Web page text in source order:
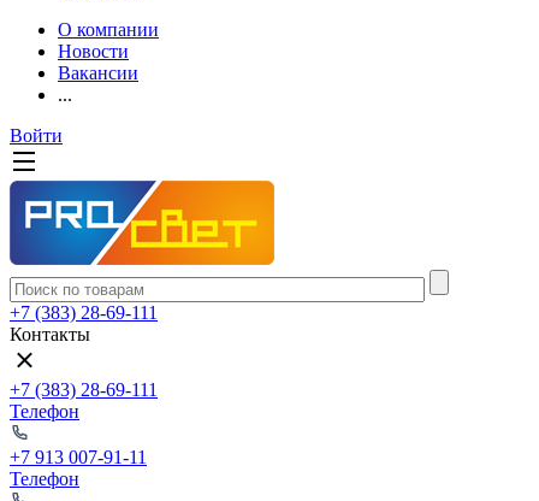
О компании
Новости
Вакансии
...
Войти
+7 (383) 28-69-111
Контакты
+7 (383) 28-69-111
Телефон
+7 913 007-91-11
Телефон